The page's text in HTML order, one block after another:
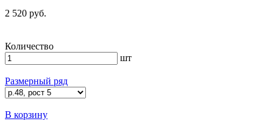
2 520 руб.
Количество
шт
Размерный ряд
В корзину